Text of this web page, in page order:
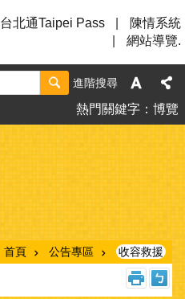
台北通Taipei Pass
陳情系統
網站導覽.
進階搜尋
熱門關鍵字 博覽
首頁 公告專區 收容救援